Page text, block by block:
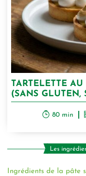
TARTELETTE
(SANS GLUTEN,
80 min
Les
Ingrédients de la pâte